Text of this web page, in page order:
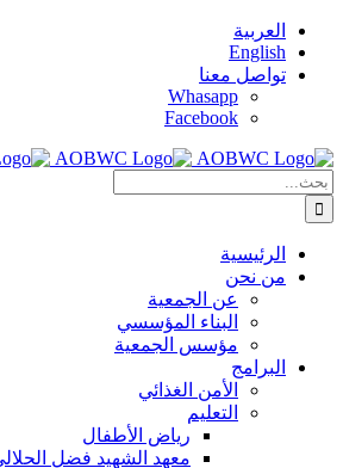
Skip
content
العربية
English
تواصل معنا
Whasapp
Facebook
البحث
عن:
الرئيسية
من نحن
عن الجمعية
البناء المؤسسي
مؤسس الجمعية
البرامج
الأمن الغذائي
التعليم
رياض الأطفال
معهد الشهيد فضل